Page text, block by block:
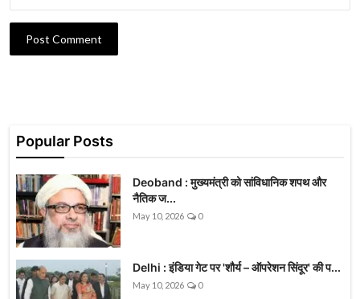
Post Comment
Popular Posts
Deoband : मुख्यमंत्री को सांविधानिक शपथ और
नैतिक ज...
May 10, 2026 0
Delhi : इंडिया गेट पर 'शौर्य – ऑपरेशन सिंदूर' की प...
May 10, 2026 0